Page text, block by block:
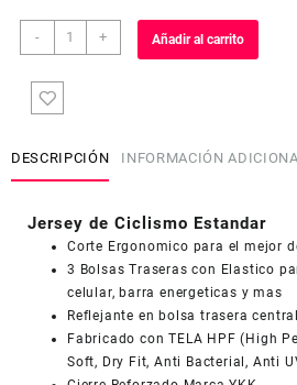
-
Jersey
de
Estandar
JDL636
cantidad
+ Añadir al carrito
DESCRIPCIÓN INFORMACIÓN
Jersey de Ciclismo Estandar
Corte Ergonomico para el mejor
3 Bolsas Traseras con Elastico
celular, barra energeticas y mas
Reflejante en bolsa trasera central
Fabricado con TELA HPF (High
Soft, Dry Fit, Anti Bacterial, Anti
COUPONX2613954501